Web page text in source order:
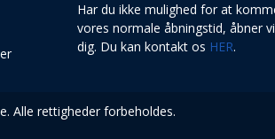
Har du ikke mulighed for at
vores normale åbningstid, åbner
dig. Du kan kontakt os HER.
Alle rettigheder forbeholdes.